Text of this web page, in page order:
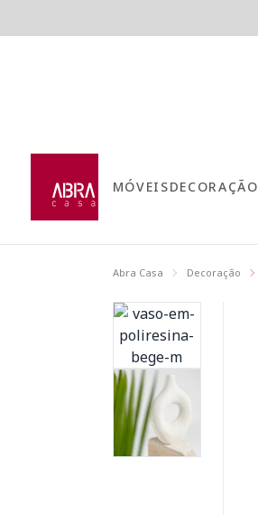
MÓVEISDECORAÇÃO
Abra Casa Decoração